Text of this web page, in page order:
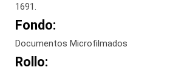
1691.
Fondo:
Documentos Microfilmados
Rollo: